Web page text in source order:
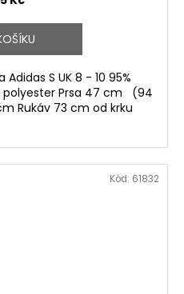
S UK 8 - 10 95%
polyester Prsa 47 cm (94
Rukáv 73 cm od krku
Kód: 61832